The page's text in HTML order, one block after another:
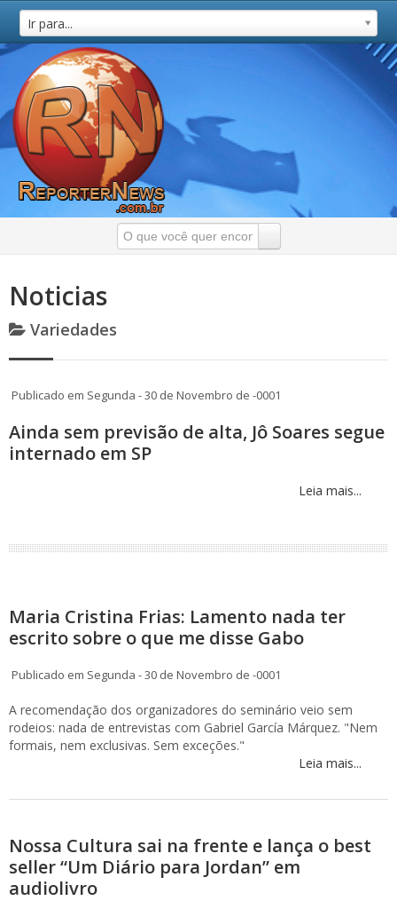
Ir para...
Noticias
Variedades
Publicado em Segunda - 30 de Novembro de -0001
Ainda sem previsão de alta, Jô Soares segue
internado em SP
Leia mais...
Maria Cristina Frias: Lamento nada ter
escrito sobre o que me disse Gabo
Publicado em Segunda - 30 de Novembro de -0001
A recomendação dos organizadores do seminário veio sem
rodeios: nada de entrevistas com Gabriel García Márquez. "Nem
formais, nem exclusivas. Sem exceções."
Leia mais...
Nossa Cultura sai na frente e lança o best
seller “Um Diário para Jordan” em
audiolivro